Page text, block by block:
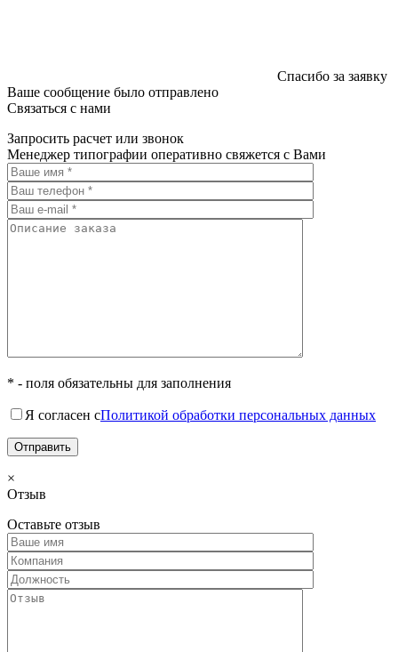
Спасибо за заявку
Ваше сообщение было отправлено
Связаться с нами
Запросить расчет или звонок
Менеджер типографии оперативно свяжется с Вами
* - поля обязательны для заполнения
Я согласен сПолитикой обработки персональных данных
×
Отзыв
Оставьте отзыв